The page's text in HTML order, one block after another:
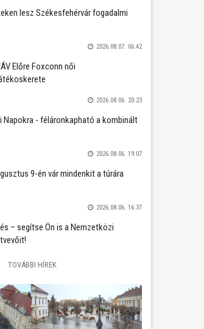
lesz Székesfehérvár fogadalmi
2026.08.07. 06:42
Előre Foxconn női
2026.08.06. 20:23
Napokra - féláronkapható a kombinált
2026.08.06. 19:07
9-én vár mindenkit a túrára
2026.08.06. 16:37
– segítse Ön is a Nemzetközi
TOVÁBBI HÍREK